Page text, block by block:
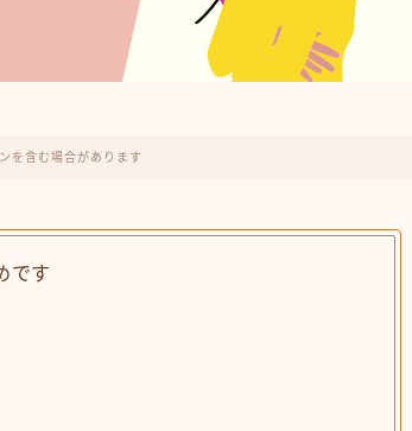
を含む場合があります
です